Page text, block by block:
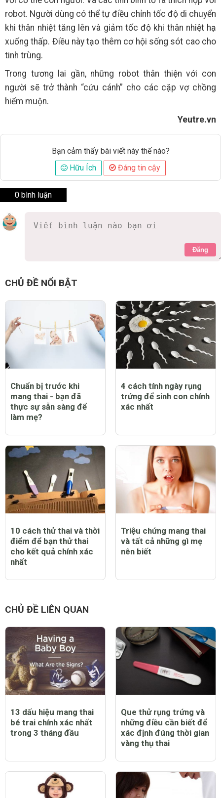
robot. Người dùng có thể tự điều chỉnh tốc độ di chuyển
khi thân nhiệt tăng lên và giảm tốc độ khi thân nhiệt hạ
xuống thấp. Điều này tạo thêm cơ hội sống sót cao cho
tinh trùng.
Trong tương lai gần, những robot thân thiện với con
người sẽ trở thành “cứu cánh” cho các cặp vợ chồng
hiếm muộn.
Yeutre.vn
Bạn cảm thấy bài viết này thế nào?
Hữu Ích
Đáng tin cậy
0 bình luận
Đăng
CHỦ ĐỀ NỔI BẬT
Chuẩn bị trước khi
mang thai - bạn đã
thực sự sẵn sàng để
làm mẹ?
4 cách tính ngày rụng
trứng để sinh con chính
xác nhất
10 cách thử thai và thời
điểm để bạn thử thai
cho kết quả chính xác
nhất
Triệu chứng mang thai
và tất cả những gì mẹ
nên biết
CHỦ ĐỀ LIÊN QUAN
13 dấu hiệu mang thai
bé trai chính xác nhất
trong 3 tháng đầu
Que thử rụng trứng và
những điều cần biết để
xác định đúng thời gian
vàng thụ thai